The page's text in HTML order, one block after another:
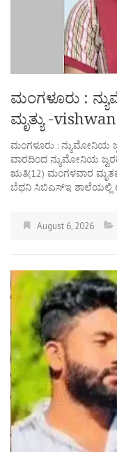
ಮಂಗಳೂರು :
ಮೃತ್ಯು -
ಮಂಗಳೂರು : ನ್ಯುಮೋನಿಯ
ವಾರದಿಂದ ನ್ಯುಮೋನಿಯ
ಋತಿ(12) ಮಂಗಳವಾರ
ಬೆಥನಿ ಸಿಬಿಎಸ್‌ಇ ಶಾಲೆಯಲ್ಲಿ
August 6, 2026